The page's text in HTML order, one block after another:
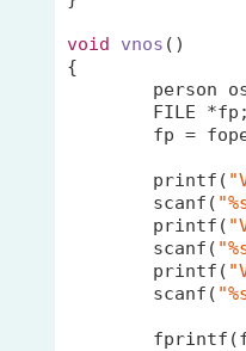
void vnos ()
{
fp =
printf (
scanf (
printf (
scanf (
printf (
scanf (
fprintf